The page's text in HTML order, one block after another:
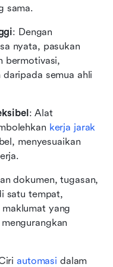
sama.
: Dengan
nyata, pasukan
bermotivasi,
semua ahli
: Alat
kerja jarak
menyesuaikan
dokumen, tugasan,
satu tempat,
yang
automasi dalam